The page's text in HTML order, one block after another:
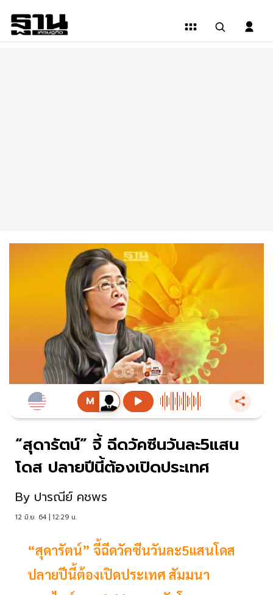
“สุดารัตน์” จี้ ฉีดวัคซีนวันละ5แสน
โดส ปลายปีนี้ต้องเปิดประเทศ
By ปารณีย์ คชพร
12 มิ.ย. 64 | 12:29 น.
“สุดารัตน์” จี้ฉีดวัคซีนวันละ5แสนโดส
ปลายปีนี้ต้องเปิดประเทศ สัมมนา